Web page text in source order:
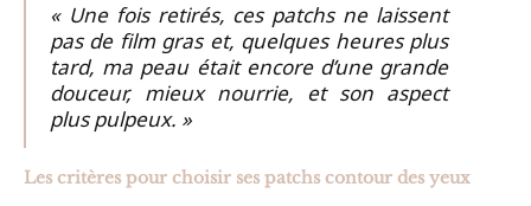
« Une fois retirés, ces patchs ne laissent
pas de film gras et, quelques heures plus
tard, ma peau était encore d’une grande
douceur, mieux nourrie, et son aspect
plus pulpeux. »
Les critères pour choisir ses patchs contour des yeux